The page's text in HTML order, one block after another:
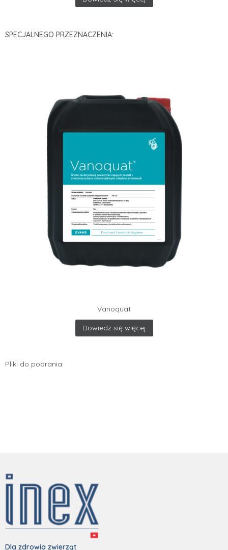
SPECJALNEGO PRZEZNACZENIA:
Vanoquat
Dowiedz się więcej
Pliki do pobrania:
Dla zdrowia zwierząt